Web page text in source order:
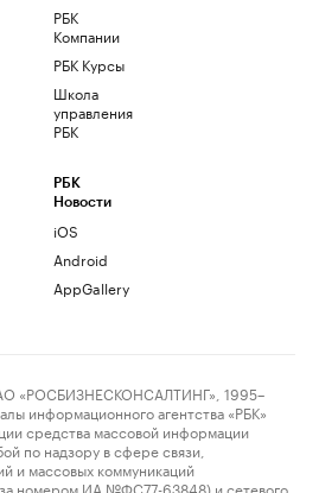
РБК
Компании
РБК Курсы
Школа
управления
РБК
РБК
Новости
iOS
Android
AppGallery
«РОСБИЗНЕСКОНСАЛТИНГ», 1995–
информационного агентства «РБК»
средства массовой информации
по надзору в сфере связи,
и массовых коммуникаций
номером ИА №ФС77-63848) и сетевого